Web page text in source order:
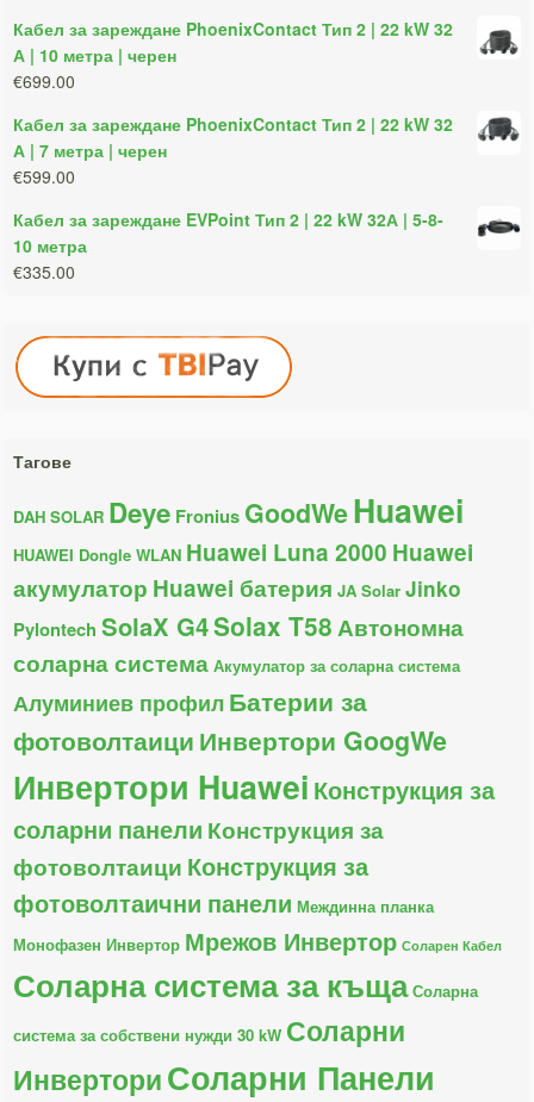
Кабел за зареждане PhoenixContact Тип 2 | 22 kW 32
А | 10 метра | черен
€699.00
Кабел за зареждане PhoenixContact Тип 2 | 22 kW 32
А | 7 метра | черен
€599.00
Кабел за зареждане EVPoint Тип 2 | 22 kW 32А | 5-8-
10 метра
€335.00
Тагове
DAH SOLAR Deye Fronius GoodWeHuawei
HUAWEI Dongle WLAN Huawei Luna 2000 Huawei
акумулатор Huawei батерия JA Solar Jinko
Pylontech SolaX G4Solax T58 Автономна
соларна система Акумулатор за соларна система
Алуминиев профилБатерии за
фотоволтаици Инвертори GoogWe
Инвертори Huawei Конструкция за
соларни панели Конструкция за
фотоволтаици Конструкция за
фотоволтаични панели Междинна планка
Монофазен Инвертор Мрежов Инвертор Соларен Кабел
Соларна система за къща Соларна
система за собствени нужди 30 kW Соларни
ИнверториСоларни Панели